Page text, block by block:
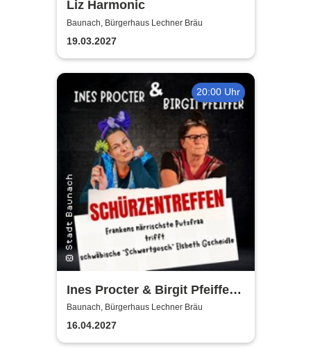
Liz Harmonic
Baunach, Bürgerhaus Lechner Bräu
19.03.2027
20:00 Uhr
Ines Procter & Birgit Pfeiffer -
Schürzentreffen
Baunach, Bürgerhaus Lechner Bräu
16.04.2027